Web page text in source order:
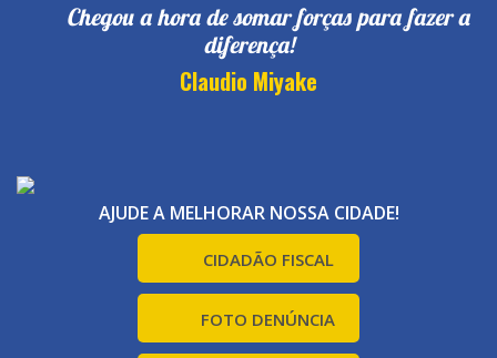
Chegou a hora de somar forças para fazer a
diferença!
Claudio Miyake
AJUDE A MELHORAR NOSSA CIDADE!
CIDADÃO FISCAL
FOTO DENÚNCIA